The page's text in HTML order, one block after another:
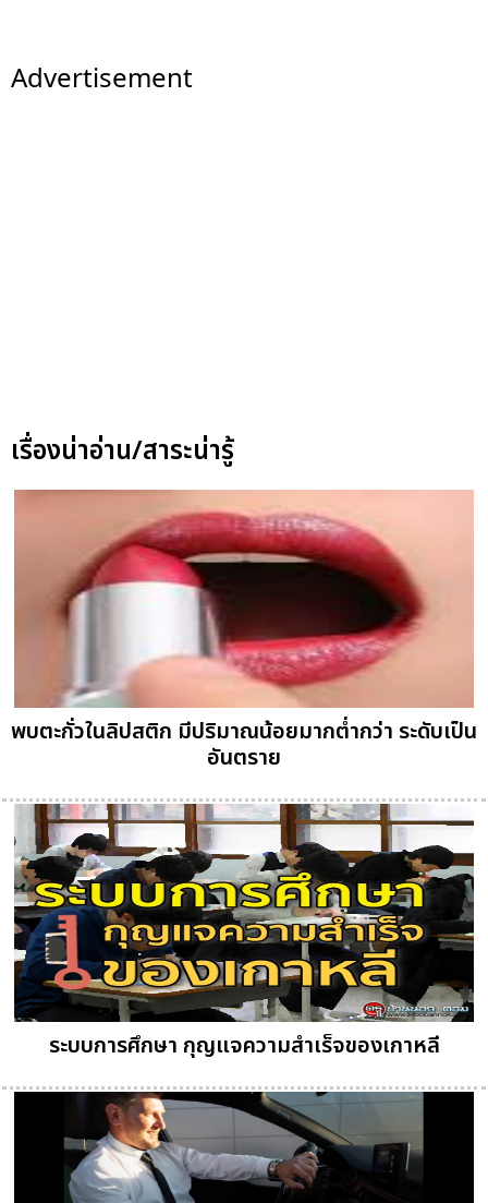
Advertisement
เรื่องน่าอ่าน/สาระน่ารู้
พบตะกั่วในลิปสติก มีปริมาณน้อยมากต่ำกว่า ระดับเป็น
อันตราย
ระบบการศึกษา กุญแจความสำเร็จของเกาหลี